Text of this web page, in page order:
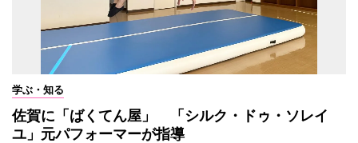
学ぶ・知る
佐賀に「ばくてん屋」 「シルク・ドゥ・ソレイ
ユ」元パフォーマーが指導